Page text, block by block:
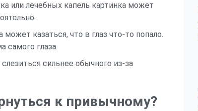
или лечебных капель картинка может
казаться, что в глаз что-то попало.
самого глаза.
сильнее обычного из-за
к привычному?